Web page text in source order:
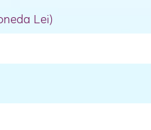
Lei)